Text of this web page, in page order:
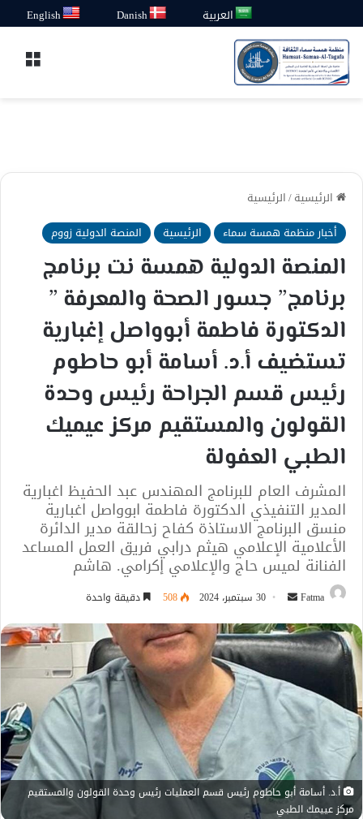
العربية Danish
English
الرئيسية/الرئيسية
أخبار منظمة همسة سماء
الرئيسية المنصة الدولية زووم
المنصة الدولية همسة نت برنامج
برنامج” جسور الصحة والمعرفة ”
الدكتورة فاطمة أبوواصل إغبارية
تستضيف أ.د. أسامة أبو حاطوم
رئيس قسم الجراحة رئيس وحدة
القولون والمستقيم مركز عيميك
الطبي العفولة
المشرف العام للبرنامج المهندس عبد الحفيظ اغبارية
المدير التنفيذي الدكتورة فاطمة ابوواصل اغبارية
منسق البرنامج الاستاذة كفاح زحالقة مدير الدائرة
الأعلامية الإعلامي هيثم درابي فريق العمل المساعد
الفنانة لميس حاج والإعلامي إكرامي. هاشم
Fatma
أرسل
إلكترونيا
30 سبتمبر، 2024 508 دقيقة واحدة
أ.د. أسامة أبو حاطوم رئيس قسم العمليات رئيس وحدة القولون والمستقيم
مركز عييمك الطبي